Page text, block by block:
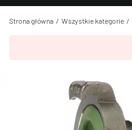
Strona główna Wszystkie kategorie